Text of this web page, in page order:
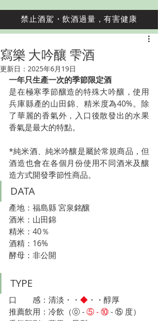
禁止酒駕・飲酒過量，有害健康
寫樂 大吟釀 雫酒
更新日： 2025年6月19日
一年只生產一次的季節限定酒
是在極寒季節釀造的特殊大吟釀，使用
兵庫縣產的山田錦、精米度為40%。除
了華麗的香氣外，入口後散發出的水果
香氣是最大的特點。
*純米酒、純米吟釀是屬於常規商品，但
酒造也會在各個月份使用不同酒米及釀
造方式開發季節性商品。
DATA
產地：福島縣 宮泉銘釀
酒米：山田錦
精米：40％
酒精：16%
酵母：非公開
TYPE
口　　感：清淡・・ ◆ ・・醇厚
推薦飲用：冷飲（⓪ - ⑤ - ⑩ - ⑮ 度）